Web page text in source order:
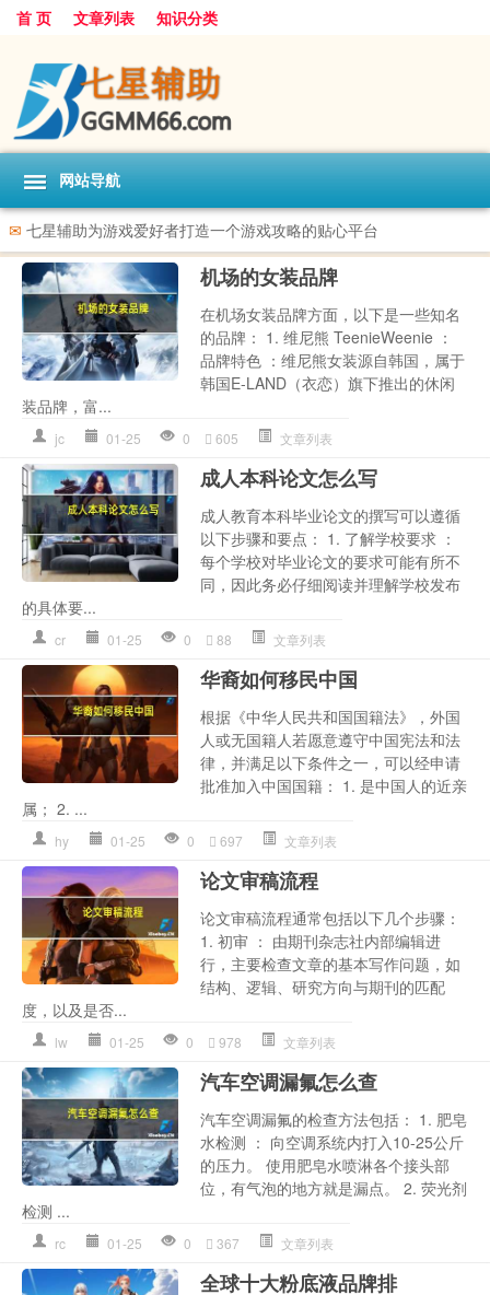
首 页 文章列表 知识分类
网站导航
✉ 七星辅助为游戏爱好者打造一个游戏攻略的贴心平台
机场的女装品牌
在机场女装品牌方面，以下是一些知名
的品牌： 1. 维尼熊 TeenieWeenie ：
品牌特色 ：维尼熊女装源自韩国，属于
韩国E-LAND（衣恋）旗下推出的休闲
装品牌，富...
jc 01-25 0 605 文章列表
成人本科论文怎么写
成人教育本科毕业论文的撰写可以遵循
以下步骤和要点： 1. 了解学校要求 ：
每个学校对毕业论文的要求可能有所不
同，因此务必仔细阅读并理解学校发布
的具体要...
cr 01-25 0 88 文章列表
华裔如何移民中国
根据《中华人民共和国国籍法》，外国
人或无国籍人若愿意遵守中国宪法和法
律，并满足以下条件之一，可以经申请
批准加入中国国籍： 1. 是中国人的近亲
属； 2. ...
hy 01-25 0 697 文章列表
论文审稿流程
论文审稿流程通常包括以下几个步骤：
1. 初审 ： 由期刊杂志社内部编辑进
行，主要检查文章的基本写作问题，如
结构、逻辑、研究方向与期刊的匹配
度，以及是否...
lw 01-25 0 978 文章列表
汽车空调漏氟怎么查
汽车空调漏氟的检查方法包括： 1. 肥皂
水检测 ： 向空调系统内打入10-25公斤
的压力。 使用肥皂水喷淋各个接头部
位，有气泡的地方就是漏点。 2. 荧光剂
检测 ...
rc 01-25 0 367 文章列表
全球十大粉底液品牌排